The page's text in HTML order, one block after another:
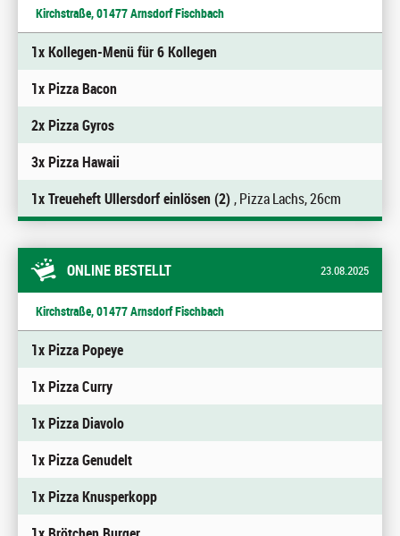
Kirchstraße, 01477 Arnsdorf Fischbach
1x Kollegen-Menü für 6 Kollegen
1x Pizza Bacon
2x Pizza Gyros
3x Pizza Hawaii
1x Treueheft Ullersdorf einlösen (2), Pizza Lachs, 26cm
ONLINE BESTELLT 23.08.2025
Kirchstraße, 01477 Arnsdorf Fischbach
1x Pizza Popeye
1x Pizza Curry
1x Pizza Diavolo
1x Pizza Genudelt
1x Pizza Knusperkopp